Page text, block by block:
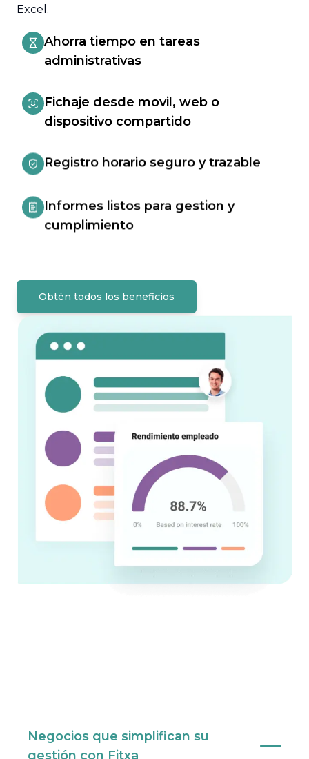
Excel.
Ahorra tiempo en tareas
administrativas
Fichaje desde movil, web o
dispositivo compartido
Registro horario seguro y trazable
Informes listos para gestion y
cumplimiento
Obtén todos los beneficios
Negocios que simplifican su
gestión con Fitxa